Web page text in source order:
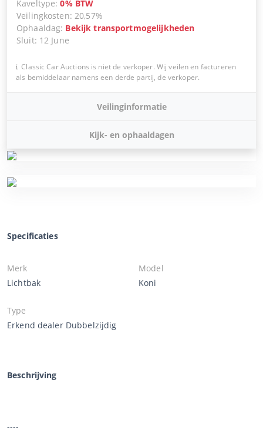
Kaveltype:0% BTW
Veilingkosten:20,57%
Ophaaldag: Bekijk transportmogelijkheden
Sluit: 12 June
Classic Car Auctions is niet de verkoper. Wij veilen en factureren
als bemiddelaar namens een derde partij, de verkoper.
Veilinginformatie
Kijk- en ophaaldagen
Specificaties
Merk
Lichtbak
Model
Koni
Type
Erkend dealer Dubbelzijdig
Beschrijving
----